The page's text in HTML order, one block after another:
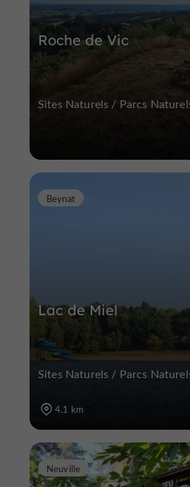
Roche de Vic
Sites Naturels / Parcs
Lac de Miel
Beynat
Sites Naturels / Parcs
4.1 km
Neuville